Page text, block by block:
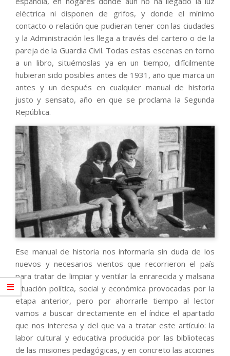
eléctrica ni disponen de grifos, y donde el mínimo
contacto o relación que pudieran tener con las ciudades
y la Administración les llega a través del cartero o de la
pareja de la Guardia Civil. Todas estas escenas en torno
a un libro, situémoslas ya en un tiempo, difícilmente
hubieran sido posibles antes de 1931, año que marca un
antes y un después en cualquier manual de historia
justo y sensato, año en que se proclama la Segunda
República.
Ese manual de historia nos informaría sin duda de los
nuevos y necesarios vientos que recorrieron el país
para tratar de limpiar y ventilar la enrarecida y malsana
situación política, social y económica provocadas por la
etapa anterior, pero por ahorrarle tiempo al lector
vamos a buscar directamente en el índice el apartado
que nos interesa y del que va a tratar este artículo: la
labor cultural y educativa producida por las bibliotecas
de las misiones pedagógicas, y en concreto las acciones